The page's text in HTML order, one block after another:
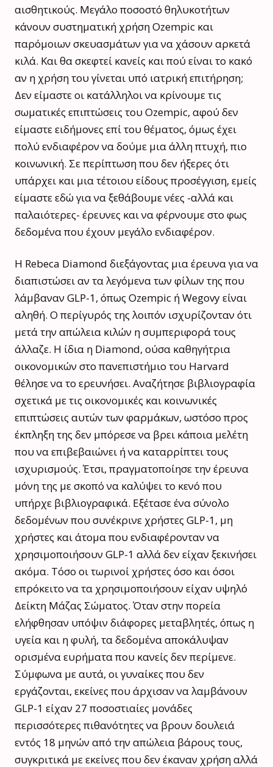
αισθητικούς. Μεγάλο ποσοστό θηλυκοτήτων
κάνουν συστηματική χρήση Ozempic και
παρόμοιων σκευασμάτων για να χάσουν αρκετά
κιλά. Και θα σκεφτεί κανείς και πού είναι το κακό
αν η χρήση του γίνεται υπό ιατρική επιτήρηση;
Δεν είμαστε οι κατάλληλοι να κρίνουμε τις
σωματικές επιπτώσεις του Ozempic, αφού δεν
είμαστε ειδήμονες επί του θέματος, όμως έχει
πολύ ενδιαφέρον να δούμε μια άλλη πτυχή, πιο
κοινωνική. Σε περίπτωση που δεν ήξερες ότι
υπάρχει και μια τέτοιου είδους προσέγγιση, εμείς
είμαστε εδώ για να ξεθάβουμε νέες -αλλά και
παλαιότερες- έρευνες και να φέρνουμε στο φως
δεδομένα που έχουν μεγάλο ενδιαφέρον.
Η Rebeca Diamond διεξάγοντας μια έρευνα για να
διαπιστώσει αν τα λεγόμενα των φίλων της που
λάμβαναν GLP-1, όπως Ozempic ή Wegovy είναι
αληθή. Ο περίγυρός της λοιπόν ισχυρίζονταν ότι
μετά την απώλεια κιλών η συμπεριφορά τους
άλλαζε. Η ίδια η Diamond, ούσα καθηγήτρια
οικονομικών στο πανεπιστήμιο του Harvard
θέλησε να το ερευνήσει. Αναζήτησε βιβλιογραφία
σχετικά με τις οικονομικές και κοινωνικές
επιπτώσεις αυτών των φαρμάκων, ωστόσο προς
έκπληξη της δεν μπόρεσε να βρει κάποια μελέτη
που να επιβεβαιώνει ή να καταρρίπτει τους
ισχυρισμούς. Έτσι, πραγματοποίησε την έρευνα
μόνη της με σκοπό να καλύψει το κενό που
υπήρχε βιβλιογραφικά. Εξέτασε ένα σύνολο
δεδομένων που συνέκρινε χρήστες GLP-1, μη
χρήστες και άτομα που ενδιαφέρονταν να
χρησιμοποιήσουν GLP-1 αλλά δεν είχαν ξεκινήσει
ακόμα. Τόσο οι τωρινοί χρήστες όσο και όσοι
επρόκειτο να τα χρησιμοποιήσουν είχαν υψηλό
Δείκτη Μάζας Σώματος. Όταν στην πορεία
ελήφθησαν υπόψιν διάφορες μεταβλητές, όπως η
υγεία και η φυλή, τα δεδομένα αποκάλυψαν
ορισμένα ευρήματα που κανείς δεν περίμενε.
Σύμφωνα με αυτά, οι γυναίκες που δεν
εργάζονται, εκείνες που άρχισαν να λαμβάνουν
GLP-1 είχαν 27 ποσοστιαίες μονάδες
περισσότερες πιθανότητες να βρουν δουλειά
εντός 18 μηνών από την απώλεια βάρους τους,
συγκριτικά με εκείνες που δεν έκαναν χρήση αλλά